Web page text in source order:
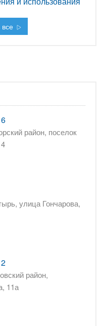
район, поселок
улица Гончарова,
район,
11а